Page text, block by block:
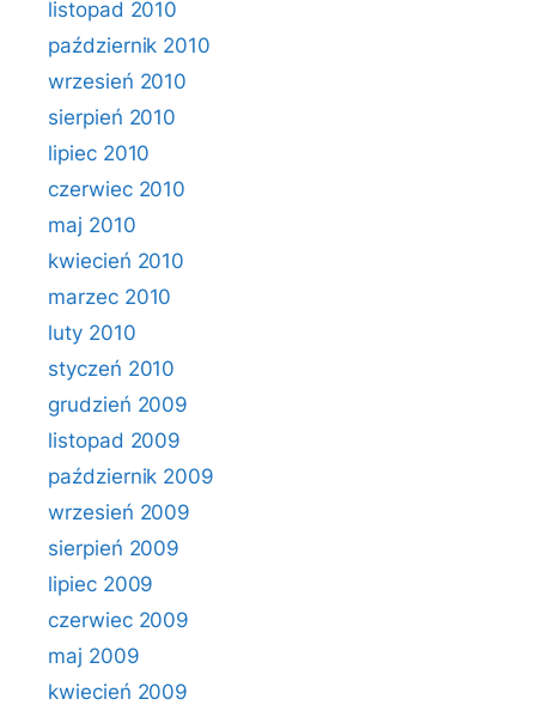
listopad 2010
październik 2010
wrzesień 2010
sierpień 2010
lipiec 2010
czerwiec 2010
maj 2010
kwiecień 2010
marzec 2010
luty 2010
styczeń 2010
grudzień 2009
listopad 2009
październik 2009
wrzesień 2009
sierpień 2009
lipiec 2009
czerwiec 2009
maj 2009
kwiecień 2009